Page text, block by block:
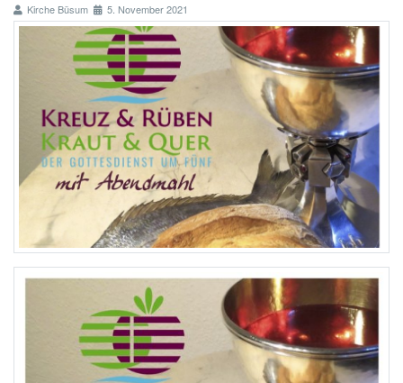
GESCHICHTE KONTAKT
Kirche Büsum 5. November 2021